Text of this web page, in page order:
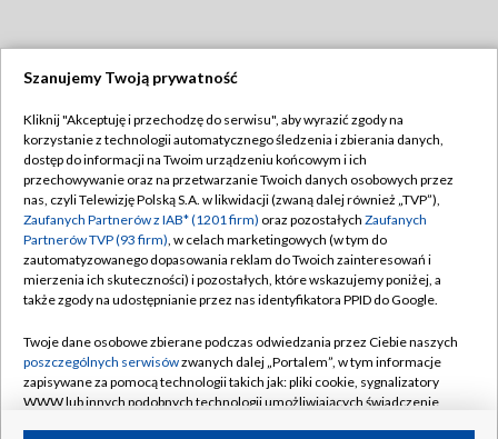
TVP
Abonament TVP
Emisja w TVP
Centrum informacji TVP
Naziemna Telewizja Cyfrowa
Rada Programowa
System NOS
Informacje o nadawcy
Regulamin TVP
Polityka prywatności
Moje zgody
Pomoc
Kontakt
Kanały
Szanujemy Twoją prywatność
Kliknij "Akceptuję i przechodzę do serwisu", aby wyrazić zgody na
korzystanie z technologii automatycznego śledzenia i zbierania danych,
dostęp do informacji na Twoim urządzeniu końcowym i ich
przechowywanie oraz na przetwarzanie Twoich danych osobowych przez
nas, czyli Telewizję Polską S.A. w likwidacji (zwaną dalej również „TVP”),
Zaufanych Partnerów z IAB* (1201 firm) oraz pozostałych Zaufanych
Partnerów TVP (93 firm), w celach marketingowych (w tym do
zautomatyzowanego dopasowania reklam do Twoich zainteresowań i
mierzenia ich skuteczności) i pozostałych, które wskazujemy poniżej, a
także zgody na udostępnianie przez nas identyfikatora PPID do Google.
Twoje dane osobowe zbierane podczas odwiedzania przez Ciebie naszych
poszczególnych serwisówzwanych dalej „Portalem”, w tym informacje
zapisywane za pomocą technologii takich jak: pliki cookie, sygnalizatory
WWW lub innych podobnych technologii umożliwiających świadczenie